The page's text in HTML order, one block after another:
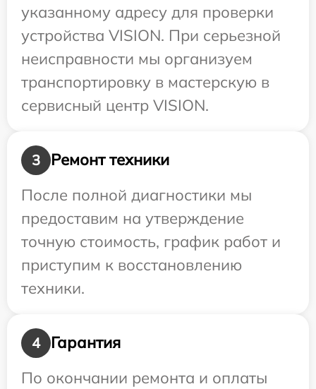
указанному адресу для проверки
устройства VISION. При серьезной
неисправности мы организуем
транспортировку в мастерскую в
сервисный центр VISION.
3
Ремонт техники
После полной диагностики мы
предоставим на утверждение
точную стоимость, график работ и
приступим к восстановлению
техники.
4
Гарантия
По окончании ремонта и оплаты